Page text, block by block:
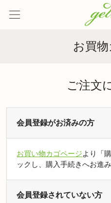
お買
ご注文
会員登録がお済みの方
お買い物カゴページより「
ックし、購入手続きへお進み
会員登録されていない方